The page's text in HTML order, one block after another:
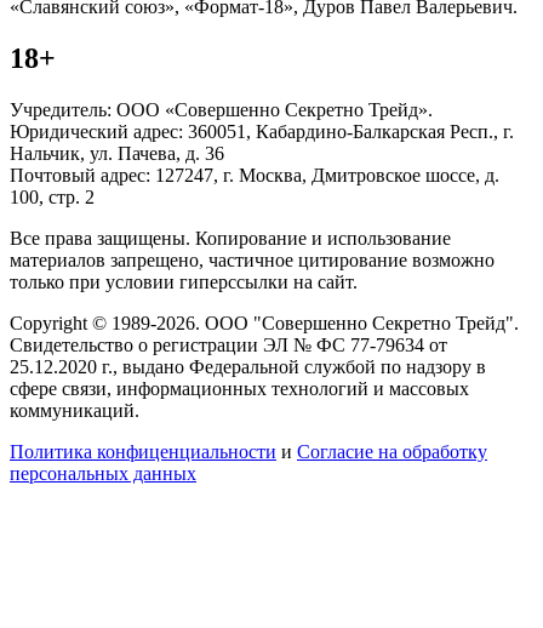
«Славянский союз», «Формат-18», Дуров Павел Валерьевич.
18+
Учредитель: ООО «Совершенно Секретно Трейд».
Юридический адрес: 360051, Кабардино-Балкарская Респ., г.
Нальчик, ул. Пачева, д. 36
Почтовый адрес: 127247, г. Москва, Дмитровское шоссе, д.
100, стр. 2
Все права защищены. Копирование и использование
материалов запрещено, частичное цитирование возможно
только при условии гиперссылки на сайт.
Copyright © 1989-2026. ООО "Совершенно Секретно Трейд".
Свидетельство о регистрации ЭЛ № ФС 77-79634 от
25.12.2020 г., выдано Федеральной службой по надзору в
сфере связи, информационных технологий и массовых
коммуникаций.
Политика конфиценциальности и Согласие на обработку
персональных данных